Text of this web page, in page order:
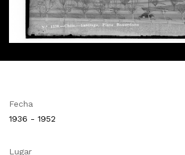
Fecha
1936 - 1952
Lugar